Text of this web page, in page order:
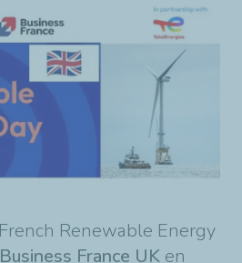
Renewable Energy
Business France UK en